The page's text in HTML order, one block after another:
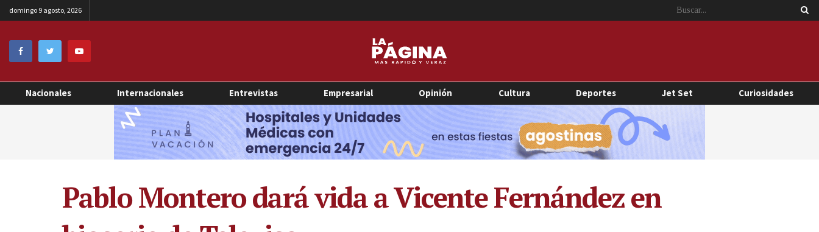
domingo 9 agosto, 2026
Nacionales Internacionales Entrevistas Empresarial Opinión Cultura Deportes Jet Set Curiosidades
Pablo Montero dará vida a Vicente Fernández en